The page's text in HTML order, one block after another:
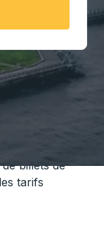
avec
billets de
tarifs